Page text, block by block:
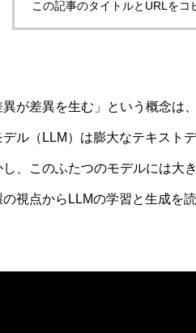
この記事のタイトルとURLをコ
が差異を生む」という概念は
ル（LLM）は膨大なテキスト
、このふたつのモデルには大
視点からLLMの学習と生成を